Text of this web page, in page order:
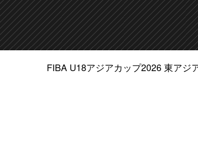
FIBA U18アジアカップ2026 東ア